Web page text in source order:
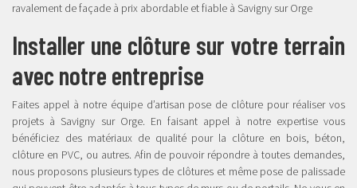
ravalement de façade à prix abordable et fiable à Savigny sur Orge
Installer une clôture sur votre terrain
avec notre entreprise
Faites appel à notre équipe d’artisan pose de clôture pour réaliser vos
projets à Savigny sur Orge. En faisant appel à notre expertise vous
bénéficiez des matériaux de qualité pour la clôture en bois, béton,
clôture en PVC, ou autres. Afin de pouvoir répondre à toutes demandes,
nous proposons plusieurs types de clôtures et même pose de palissade